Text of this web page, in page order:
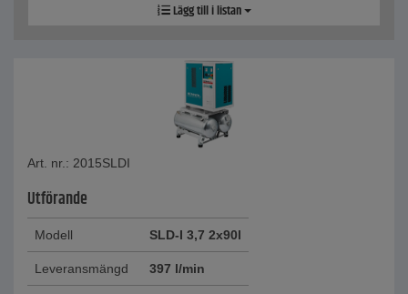
Lägg till i listan
Art. nr.: 2015SLDI
Utförande
Modell SLD-I 3,7 2x90l
Leveransmängd 397 l/min